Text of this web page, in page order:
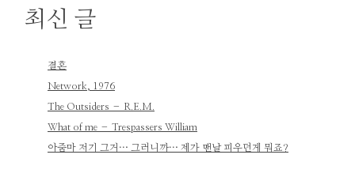
최신 글
결혼
Network, 1976
The Outsiders – R.E.M.
What of me – Trespassers William
아줌마 저기 그거… 그러니까… 제가 맨날 피우던게 뭐죠?